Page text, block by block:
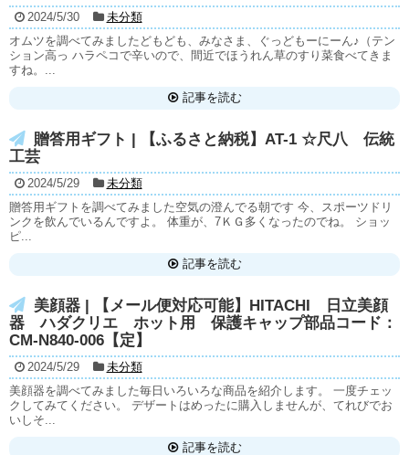
2024/5/30
未分類
オムツを調べてみましたどもども、みなさま、ぐっどもーにーん♪（テン
ション高っ ハラペコで辛いので、間近でほうれん草のすり菜食べてきま
すね。...
記事を読む
贈答用ギフト | 【ふるさと納税】AT-1 ☆尺八 伝統
工芸
2024/5/29
未分類
贈答用ギフトを調べてみました空気の澄んでる朝です 今、スポーツドリ
ンクを飲んでいるんですよ。 体重が、7ＫＧ多くなったのでね。 ショッ
ピ...
記事を読む
美顔器 | 【メール便対応可能】HITACHI 日立美顔
器 ハダクリエ ホット用 保護キャップ部品コード：
CM-N840-006【定】
2024/5/29
未分類
美顔器を調べてみました毎日いろいろな商品を紹介します。 一度チェッ
クしてみてください。 デザートはめったに購入しませんが、てれびでお
いしそ...
記事を読む